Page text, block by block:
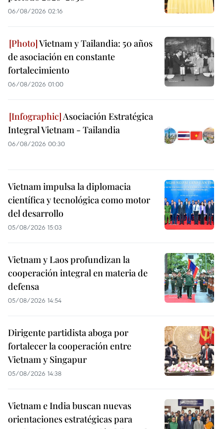
06/08/2026 02:16
Vietnam y Tailandia: 50 años
de asociación en constante
fortalecimiento
06/08/2026 01:00
Asociación Estratégica
Integral Vietnam - Tailandia
06/08/2026 00:30
Vietnam impulsa la diplomacia
científica y tecnológica como motor
del desarrollo
05/08/2026 15:03
Vietnam y Laos profundizan la
cooperación integral en materia de
defensa
05/08/2026 14:54
Dirigente partidista aboga por
fortalecer la cooperación entre
Vietnam y Singapur
05/08/2026 14:38
Vietnam e India buscan nuevas
orientaciones estratégicas para